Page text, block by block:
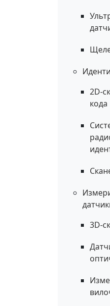
2D-
кода
3D-